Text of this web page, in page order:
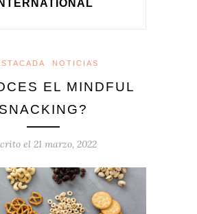
INTERNATIONAL
NOTICIAS
EL MINDFUL
SNACKING?
el 21 marzo, 2022